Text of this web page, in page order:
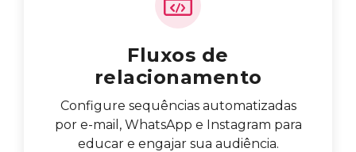
Fluxos de
relacionamento
Configure sequências automatizadas
por e-mail, WhatsApp e Instagram para
educar e engajar sua audiência.